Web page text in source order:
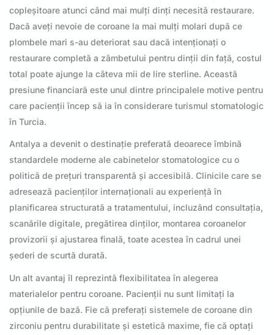
copleșitoare atunci când mai mulți dinți necesită restaurare.
Dacă aveți nevoie de coroane la mai mulți molari după ce
plombele mari s-au deteriorat sau dacă intenționați o
restaurare completă a zâmbetului pentru dinții din față, costul
total poate ajunge la câteva mii de lire sterline. Această
presiune financiară este unul dintre principalele motive pentru
care pacienții încep să ia în considerare turismul stomatologic
în Turcia.
Antalya a devenit o destinație preferată deoarece îmbină
standardele moderne ale cabinetelor stomatologice cu o
politică de prețuri transparentă și accesibilă. Clinicile care se
adresează pacienților internaționali au experiență în
planificarea structurată a tratamentului, incluzând consultația,
scanările digitale, pregătirea dinților, montarea coroanelor
provizorii și ajustarea finală, toate acestea în cadrul unei
șederi de scurtă durată.
Un alt avantaj îl reprezintă flexibilitatea în alegerea
materialelor pentru coroane. Pacienții nu sunt limitați la
opțiunile de bază. Fie că preferați sistemele de coroane din
zirconiu pentru durabilitate și estetică maxime, fie că optați